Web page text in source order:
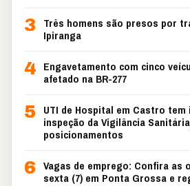
3 Três homens são presos por
Ipiranga
4 Engavetamento com cinco
afetado na BR-277
5 UTI de Hospital em Castro
inspeção da Vigilância
posicionamentos
6 Vagas de emprego: Confira as
sexta (7) em Ponta Grossa e